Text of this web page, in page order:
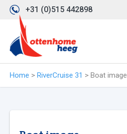
+31 (0)515 442898
Home > RiverCruise 31 > Boat image